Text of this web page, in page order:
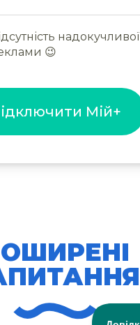
надокучливої
😉
Мій+